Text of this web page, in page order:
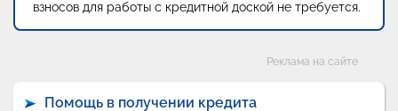
взносов для работы с кредитной доской не требуется.
Реклама на сайте
Помощь в получении кредита